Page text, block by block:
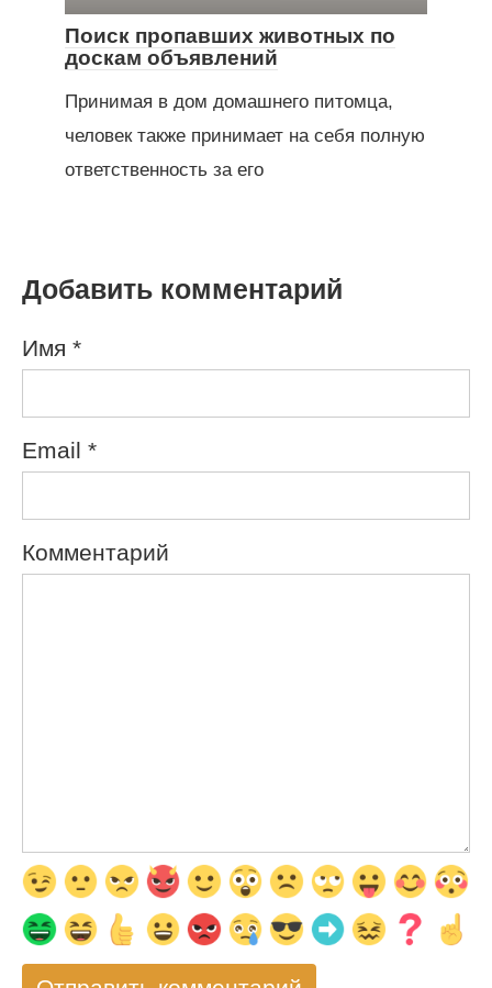
Поиск пропавших животных по
доскам объявлений
Принимая в дом домашнего питомца,
человек также принимает на себя полную
ответственность за его
Добавить комментарий
Имя *
Email *
Комментарий